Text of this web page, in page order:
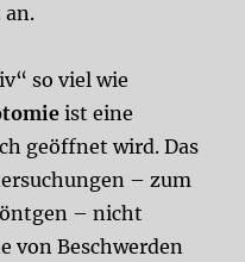
so viel wie
ist eine
geöffnet wird. Das
– zum
– nicht
von Beschwerden